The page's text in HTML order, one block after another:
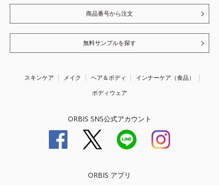
商品番号から注文
無料サンプルを探す
スキンケア メイク ヘア＆ボディ
インナーケア（食品）
ボディウェア
ORBIS SNS公式アカウント
ORBIS アプリ